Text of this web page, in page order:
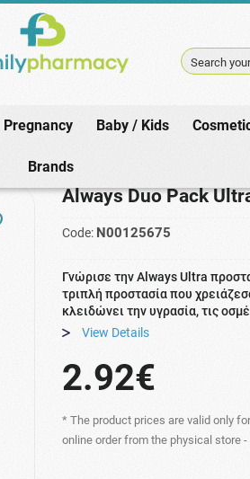
Search
Pregnancy Baby / Kids
Brands
pads / Always Duo Pack Ultra Day Size 1
Always Duo Pack
Code: N00125675
Γνώρισε την Always Ultra
τριπλή προστασία που
κλειδώνει την υγρασία, τις
View Details
2.92€
* The product prices are valid only
online order from the physical store -